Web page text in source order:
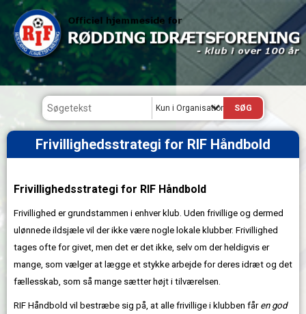
Kun i Organisation
Frivillighedsstrategi for RIF Håndbold
Frivillighedsstrategi for RIF Håndbold
Frivillighed er grundstammen i enhver klub. Uden frivillige og dermed
ulønnede ildsjæle vil der ikke være nogle lokale klubber. Frivillighed
tages ofte for givet, men det er det ikke, selv om der heldigvis er
mange, som vælger at lægge et stykke arbejde for deres idræt og det
fællesskab, som så mange sætter højt i tilværelsen.
RIF Håndbold vil bestræbe sig på, at alle frivillige i klubben får en god